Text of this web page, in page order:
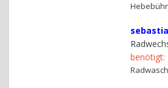
benötigt: